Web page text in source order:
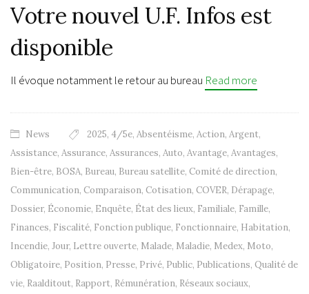
Votre nouvel U.F. Infos est
disponible
Il évoque notamment le retour au bureau Read more
News 2025, 4/5e, Absentéisme, Action, Argent,
Assistance, Assurance, Assurances, Auto, Avantage, Avantages,
Bien-être, BOSA, Bureau, Bureau satellite, Comité de direction,
Communication, Comparaison, Cotisation, COVER, Dérapage,
Dossier, Économie, Enquête, État des lieux, Familiale, Famille,
Finances, Fiscalité, Fonction publique, Fonctionnaire, Habitation,
Incendie, Jour, Lettre ouverte, Malade, Maladie, Medex, Moto,
Obligatoire, Position, Presse, Privé, Public, Publications, Qualité de
vie, Raalditout, Rapport, Rémunération, Réseaux sociaux,